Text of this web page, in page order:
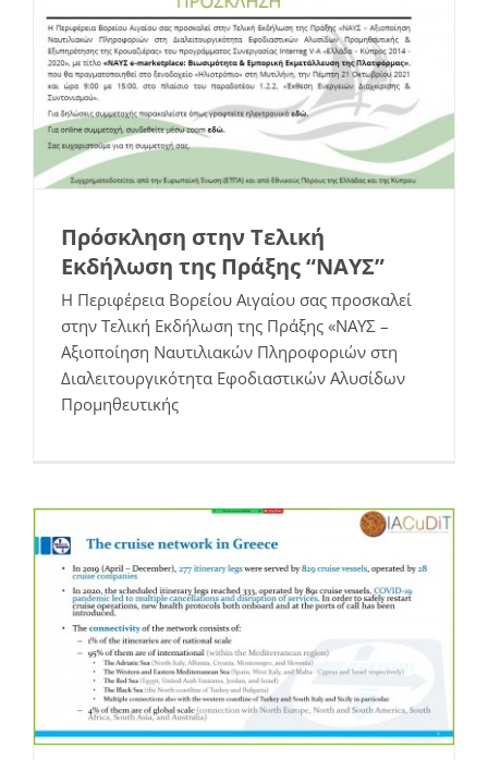
Πρόσκληση στην Τελική
Εκδήλωση της Πράξης “ΝΑΥΣ”
Η Περιφέρεια Βορείου Αιγαίου σας προσκαλεί
στην Τελική Εκδήλωση της Πράξης «ΝΑΥΣ –
Αξιοποίηση Ναυτιλιακών Πληροφοριών στη
Διαλειτουργικότητα Εφοδιαστικών Αλυσίδων
Προμηθευτικής
Παρουσίαση της πράξης ΝΑΥΣ στο
επιστημονικό συνέδριο IACuDiT 2021